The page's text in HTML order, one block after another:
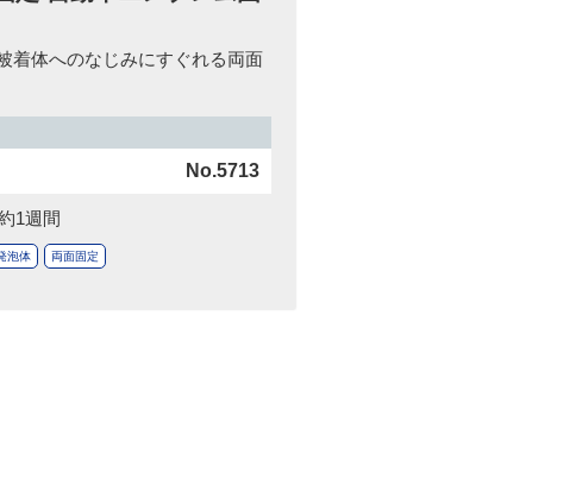
着体へのなじみにすぐれる両面
No.5713
1週間
泡体 両面固定